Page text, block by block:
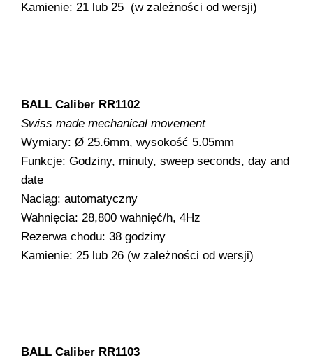
Kamienie: 21 lub 25 (w zależności od wersji)
BALL Caliber RR1102
Swiss made mechanical movement
Wymiary: Ø 25.6mm, wysokość 5.05mm
Funkcje: Godziny, minuty, sweep seconds, day and
date
Naciąg: automatyczny
Wahnięcia: 28,800 wahnięć/h, 4Hz
Rezerwa chodu: 38 godziny
Kamienie: 25 lub 26 (w zależności od wersji)
BALL Caliber RR1103